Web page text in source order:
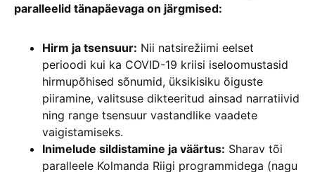
paralleelid tänapäevaga on järgmised:
Hirm ja tsensuur: Nii natsirežiimi eelset
perioodi kui ka COVID-19 kriisi iseloomustasid
hirmupõhised sõnumid, üksikisiku õiguste
piiramine, valitsuse dikteeritud ainsad narratiivid
ning range tsensuur vastandlike vaadete
vaigistamiseks.
Inimelude sildistamine ja väärtus: Sharav tõi
paralleele Kolmanda Riigi programmidega (nagu